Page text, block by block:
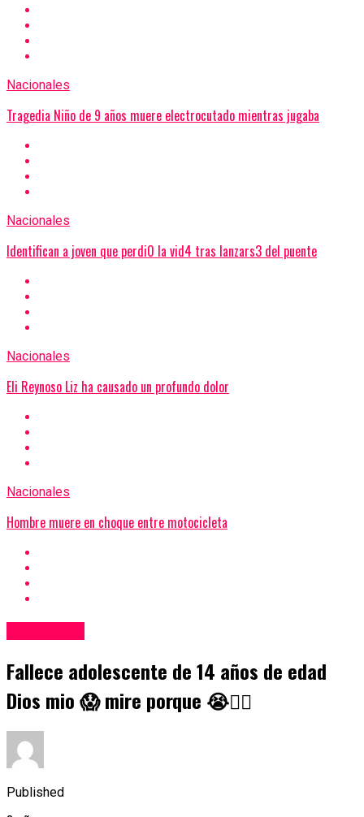
Nacionales
Tragedia Niño de 9 años muere electrocutado mientras jugaba
Nacionales
Identifican a joven que perdi0 la vid4 tras lanzars3 del puente
Nacionales
Eli Reynoso Liz ha causado un profundo dolor
Nacionales
Hombre muere en choque entre motocicleta
Fallece adolescente de 14 años de edad
Dios mio 😱 mire porque 😭👇🏼
Published